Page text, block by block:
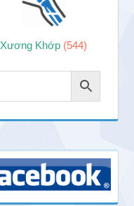
Xương Khớp (544)